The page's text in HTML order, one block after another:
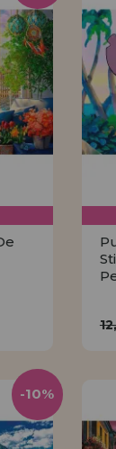
-10%